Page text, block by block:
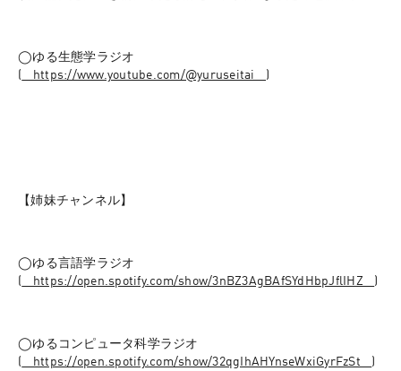
◯ゆる生態学ラジオ
( ⁠⁠⁠⁠⁠⁠⁠⁠⁠⁠⁠⁠⁠⁠⁠⁠⁠⁠⁠⁠⁠⁠⁠⁠⁠⁠⁠⁠⁠⁠⁠⁠⁠⁠⁠⁠⁠⁠⁠⁠⁠⁠⁠⁠⁠⁠⁠⁠⁠⁠https://www.youtube.com/@yuruseitai⁠⁠⁠⁠⁠⁠⁠⁠⁠⁠⁠⁠⁠⁠⁠⁠⁠⁠⁠⁠⁠⁠⁠⁠⁠⁠⁠⁠⁠⁠⁠⁠⁠⁠⁠⁠⁠⁠⁠⁠⁠⁠⁠⁠⁠⁠⁠⁠⁠⁠ )
【姉妹チャンネル】
◯ゆる言語学ラジオ
( ⁠⁠⁠⁠⁠⁠⁠⁠⁠⁠⁠⁠⁠⁠⁠⁠⁠⁠⁠⁠⁠⁠⁠⁠⁠⁠⁠⁠⁠⁠⁠⁠⁠⁠⁠⁠⁠⁠⁠⁠⁠⁠⁠⁠⁠⁠⁠⁠⁠⁠https://open.spotify.com/show/3nBZ3AgBAfSYdHbpJflIHZ⁠⁠⁠⁠⁠⁠⁠⁠⁠⁠⁠⁠⁠⁠⁠⁠⁠⁠⁠⁠⁠⁠⁠⁠⁠⁠⁠⁠⁠⁠⁠⁠⁠⁠⁠⁠⁠⁠⁠⁠⁠⁠⁠⁠⁠⁠⁠⁠⁠⁠ )
◯ゆるコンピュータ科学ラジオ
( ⁠⁠⁠⁠⁠⁠⁠⁠⁠⁠⁠⁠⁠⁠⁠⁠⁠⁠⁠⁠⁠⁠⁠⁠⁠⁠⁠⁠⁠⁠⁠⁠⁠⁠⁠⁠⁠⁠⁠⁠⁠⁠⁠⁠⁠⁠⁠⁠⁠⁠https://open.spotify.com/show/32qgIhAHYnseWxiGyrFzSt⁠⁠⁠⁠⁠⁠⁠⁠⁠⁠⁠⁠⁠⁠⁠⁠⁠⁠⁠⁠⁠⁠⁠⁠⁠⁠⁠⁠⁠⁠⁠⁠⁠⁠⁠⁠⁠⁠⁠⁠⁠⁠⁠⁠⁠⁠⁠⁠⁠⁠ )